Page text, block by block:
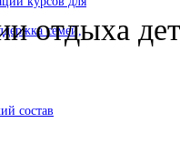
семей,
отдыха
состав